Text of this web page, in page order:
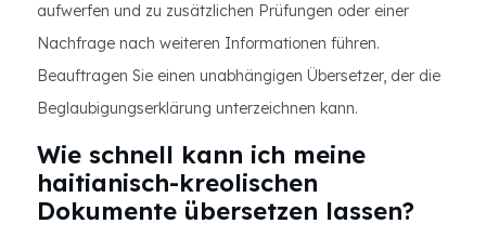
aufwerfen und zu zusätzlichen Prüfungen oder einer
Nachfrage nach weiteren Informationen führen.
Beauftragen Sie einen unabhängigen Übersetzer, der die
Beglaubigungserklärung unterzeichnen kann.
Wie schnell kann ich meine
haitianisch-kreolischen
Dokumente übersetzen lassen?